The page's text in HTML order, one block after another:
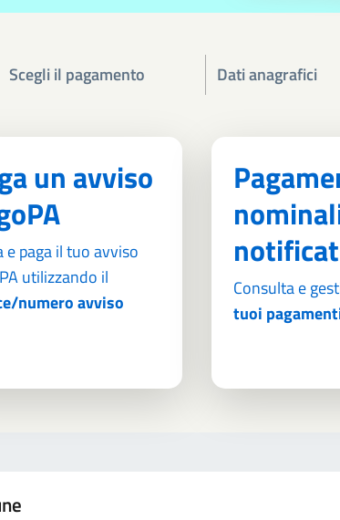
Scegli il pagamento Dati anagrafici
un avviso
e paga il tuo avviso
utilizzando il
numero avviso
Consulta e
tuoi